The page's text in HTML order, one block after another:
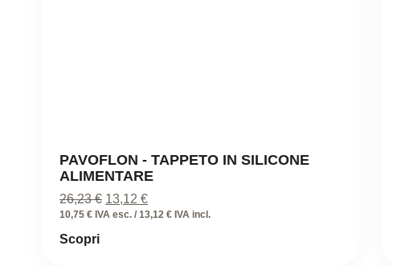
PAVOFLON - TAPPETO IN SILICONE
ALIMENTARE
26,23€ Il
prezzo
13,12 €Il
prezzo
10,75 € IVA esc. / 13,12 € IVA incl.
Scopri